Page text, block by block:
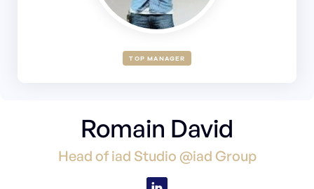
TOP MANAGER
Romain David
Head of iad Studio @iad Group